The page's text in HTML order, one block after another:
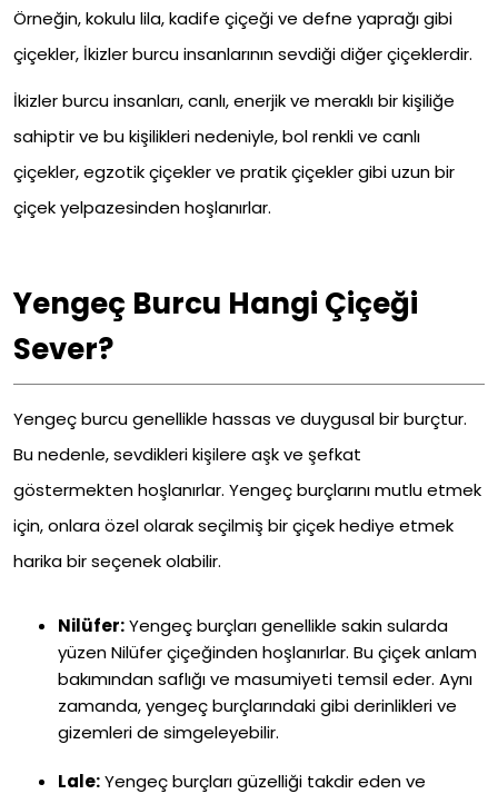
Örneğin, kokulu lila, kadife çiçeği ve defne yaprağı gibi
çiçekler, İkizler burcu insanlarının sevdiği diğer çiçeklerdir.
İkizler burcu insanları, canlı, enerjik ve meraklı bir kişiliğe
sahiptir ve bu kişilikleri nedeniyle, bol renkli ve canlı
çiçekler, egzotik çiçekler ve pratik çiçekler gibi uzun bir
çiçek yelpazesinden hoşlanırlar.
Yengeç Burcu Hangi Çiçeği
Sever?
Yengeç burcu genellikle hassas ve duygusal bir burçtur.
Bu nedenle, sevdikleri kişilere aşk ve şefkat
göstermekten hoşlanırlar. Yengeç burçlarını mutlu etmek
için, onlara özel olarak seçilmiş bir çiçek hediye etmek
harika bir seçenek olabilir.
Nilüfer:Yengeç burçları genellikle sakin sularda
yüzen Nilüfer çiçeğinden hoşlanırlar. Bu çiçek anlam
bakımından saflığı ve masumiyeti temsil eder. Aynı
zamanda, yengeç burçlarındaki gibi derinlikleri ve
gizemleri de simgeleyebilir.
Lale:Yengeç burçları güzelliği takdir eden ve